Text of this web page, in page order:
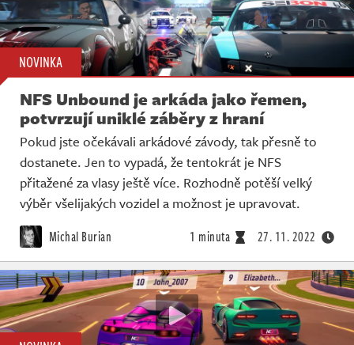
NOVINKA
NFS Unbound je arkáda jako řemen,
potvrzují uniklé záběry z hraní
Pokud jste očekávali arkádové závody, tak přesně to
dostanete. Jen to vypadá, že tentokrát je NFS
přitažené za vlasy ještě více. Rozhodně potěší velký
výběr všelijakých vozidel a možnost je upravovat.
Michal Burian 1 minuta 27. 11. 2022